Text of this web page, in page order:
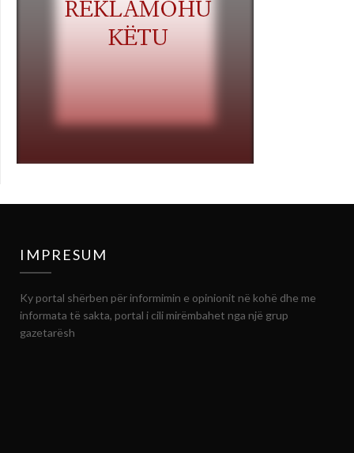
IMPRESUM
Ky portal shërben për informimin e opinionit në kohë dhe me
informata të sakta, portal i cili mirëmbahet nga një grup
gazetarësh